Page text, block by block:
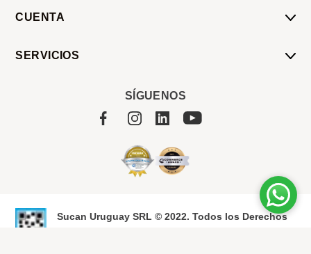
CUENTA
SERVICIOS
SÍGUENOS
Sucan Uruguay SRL © 2022. Todos los Derechos